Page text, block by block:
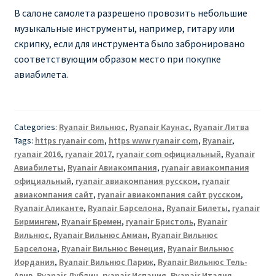
В салоне самолета разрешено провозить небольшие
музыкальные инструменты, например, гитару или
скрипку, если для инструмента было забронировано
соответствующим образом место при покупке
авиабилета.
Categories: Ryanair Вильнюс, Ryanair Каунас, Ryanair Литва
Tags: https ryanair com, https www ryanair com, Ryanair,
ryanair 2016, ryanair 2017, ryanair com официальный, Ryanair
Авиабилеты, Ryanair Авиакомпания, ryanair авиакомпания
официальный, ryanair авиакомпания русском, ryanair
авиакомпания сайт, ryanair авиакомпания сайт русском,
Ryanair Аликанте, Ryanair Барселона, Ryanair Билеты, ryanair
Бирмингем, Ryanair Бремен, ryanair Бристоль, Ryanair
Вильнюс, Ryanair Вильнюс Амман, Ryanair Вильнюс
Барселона, Ryanair Вильнюс Венеция, Ryanair Вильнюс
Иордания, Ryanair Вильнюс Париж, Ryanair Вильнюс Тель-